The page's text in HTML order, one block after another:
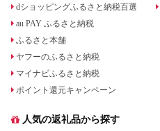
dショッピングふるさと納税百選
au PAY ふるさと納税
ふるさと本舗
ヤフーのふるさと納税
マイナビふるさと納税
ポイント還元キャンペーン
人気の返礼品から探す